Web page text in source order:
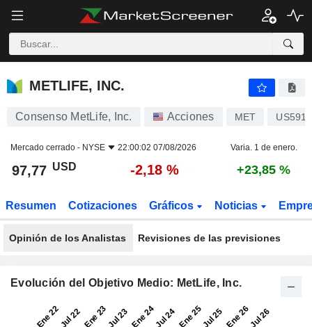
METLIFE, INC.
METLIFE, INC.
Consenso MetLife, Inc. Acciones MET
Mercado cerrado - NYSE 22:00:02 07/08/2026 Varia. 1 de enero.
97,77 USD -2,18 % +23,85 %
Resumen Cotizaciones Gráficos Noticias
Opinión de los Analistas Revisiones de las previsiones
Evolución del Objetivo Medio: MetLife, Inc.